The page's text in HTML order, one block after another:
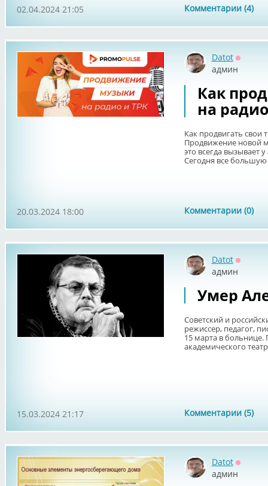
Комментарии (4)
02.04.2024 21:05
Datot
админ
Как
на
Как продвигать свои
Продвижение новой
это всегда вызывает
Сегодня все большую
Комментарии (0)
20.03.2024 18:00
Datot
админ
Умер
Советский и
режиссер, педагог,
15 марта в больнице.
академического
Комментарии (5)
15.03.2024 21:17
Datot
админ